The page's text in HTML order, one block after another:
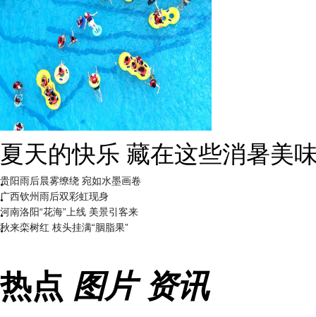
广西南宁：盛夏里的“绿野仙
贵阳雨后晨雾缭绕 宛如水墨画卷
广西钦州雨后双彩虹现身
河南洛阳“花海”上线 美景引客来
秋来栾树红 枝头挂满“胭脂果”
热点 图片 资讯